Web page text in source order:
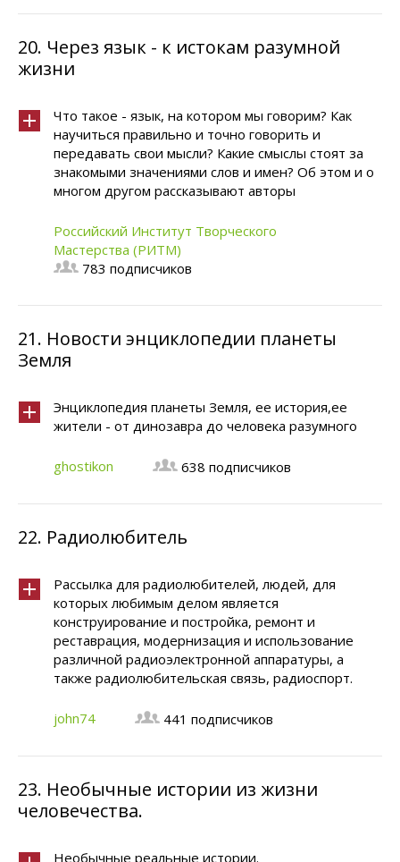
20. Через язык - к истокам разумной
жизни
Что такое - язык, на котором мы говорим? Как
научиться правильно и точно говорить и
передавать свои мысли? Какие смыслы стоят за
знакомыми значениями слов и имен? Об этом и о
многом другом рассказывают авторы
Российский Институт Творческого
Мастерства (РИТМ)
783 подписчиков
21. Новости энциклопедии планеты
Земля
Энциклопедия планеты Земля, ее история,ее
жители - от динозавра до человека разумного
ghostikon 638 подписчиков
22. Радиолюбитель
Рассылка для радиолюбителей, людей, для
которых любимым делом является
конструирование и постройка, ремонт и
реставрация, модернизация и использование
различной радиоэлектронной аппаратуры, а
также радиолюбительская связь, радиоспорт.
john74 441 подписчиков
23. Необычные истории из жизни
человечества.
Необычные реальные истории.